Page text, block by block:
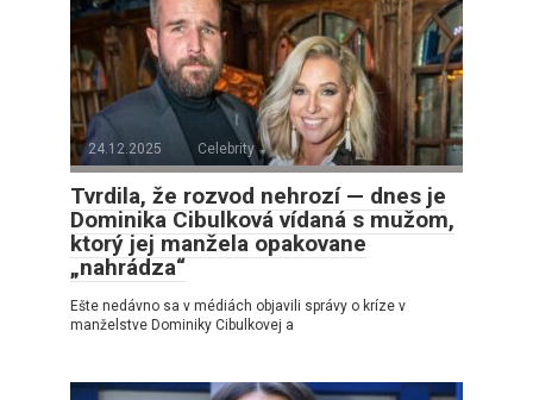
24.12.2025 Celebrity
Tvrdila, že rozvod nehrozí — dnes je
Dominika Cibulková vídaná s mužom,
ktorý jej manžela opakovane
„nahrádza“
Ešte nedávno sa v médiách objavili správy o kríze v
manželstve Dominiky Cibulkovej a